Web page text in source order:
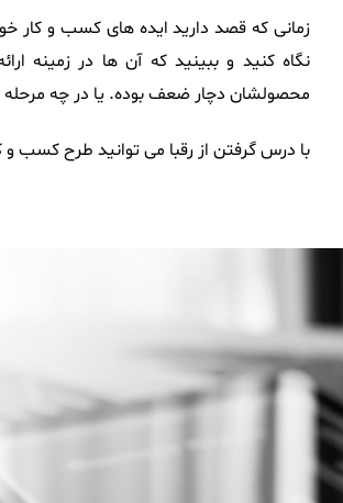
زمانی که قصد دارید ایده های کسب و کار
نگاه کنید و ببینید که آن ها در زمینه
محصولشان دچار ضعف بوده. یا در چه مرحله
با درس گرفتن از رقبا می توانید طرح کسب و